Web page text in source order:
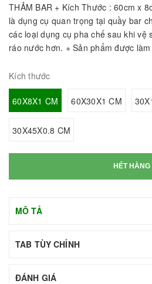
THẢM BAR + Kích Thước : 60cm x
là dụng cụ quan trọng tại quầy bar
các loại dụng cụ pha chế sau khi vệ
ráo nước hơn. + Sản phẩm được
Kích thước
60X8X1 CM 60X30X1 CM
30X45X0.8 CM
HẾT HÀNG
MÔ TẢ
TAB TÙY CHỈNH
ĐÁNH GIÁ